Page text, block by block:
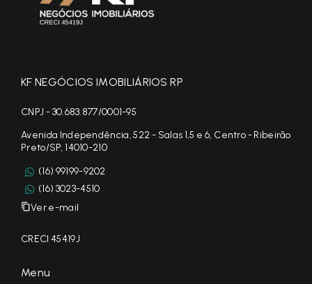
KF NEGÓCIOS IMOBILIÁRIOS RP
CNPJ - 30.683.877/0001-95
Avenida Independência, 522 - Salas 1,5 e 6, Centro - Ribeirão
Preto/SP, 14010-210
(16) 99199-9202
(16) 3023-4510
Ver e-mail
CRECI 45419J
Menu